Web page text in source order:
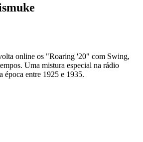
online os "Roaring '20" com Swing,
Uma mistura especial na rádio
época entre 1925 e 1935.